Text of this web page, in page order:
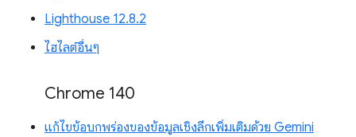
Lighthouse 12.8.2
ไฮไลต์อื่นๆ
Chrome 140
แก้ไขข้อบกพร่องของข้อมูลเชิงลึกเพิ่มเติมด้วย Gemini